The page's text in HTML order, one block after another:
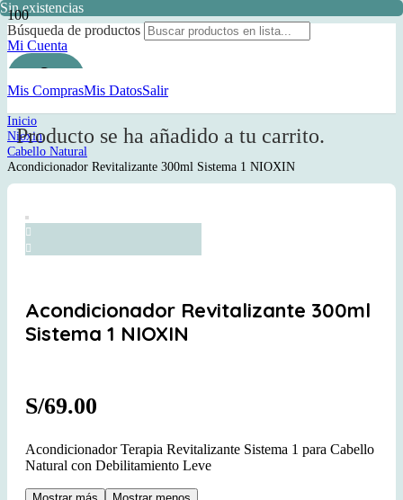
Búsqueda de productos
Mi Cuenta
Mis ComprasMis DatosSalir
Producto se ha añadido a tu carrito.
Inicio
Nioxin
Cabello Natural
Acondicionador Revitalizante 300ml Sistema 1 NIOXIN
Acondicionador Revitalizante 300ml
Sistema 1 NIOXIN
S/69.00
Acondicionador Terapia Revitalizante Sistema 1 para Cabello
Natural con Debilitamiento Leve
Sin existencias